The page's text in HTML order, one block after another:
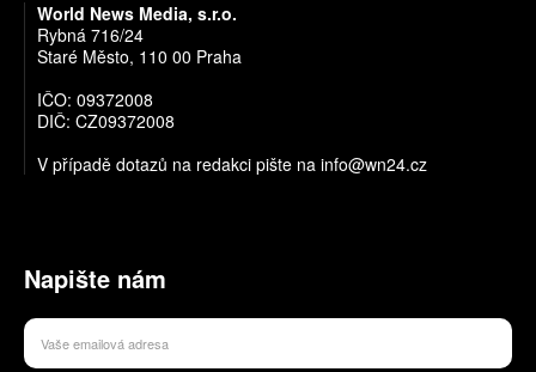
World News Media, s.r.o.
Rybná 716/24
Staré Město, 110 00 Praha
IČO: 09372008
DIČ: CZ09372008
V případě dotazů na redakci pište na info@wn24.cz
Napište nám